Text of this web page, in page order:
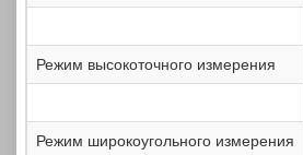
Режим высокоточного измерения
Режим широкоугольного измерения